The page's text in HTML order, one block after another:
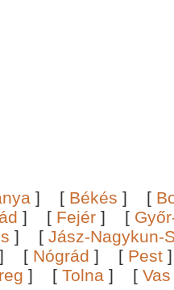
] [ Békés ] [
] [ Fejér ] [
] [ Jász-Nagykun-
] [ Nógrád ] [ Pest
] [ Tolna ] [ Vas